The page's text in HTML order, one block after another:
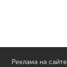
Реклама на сайте